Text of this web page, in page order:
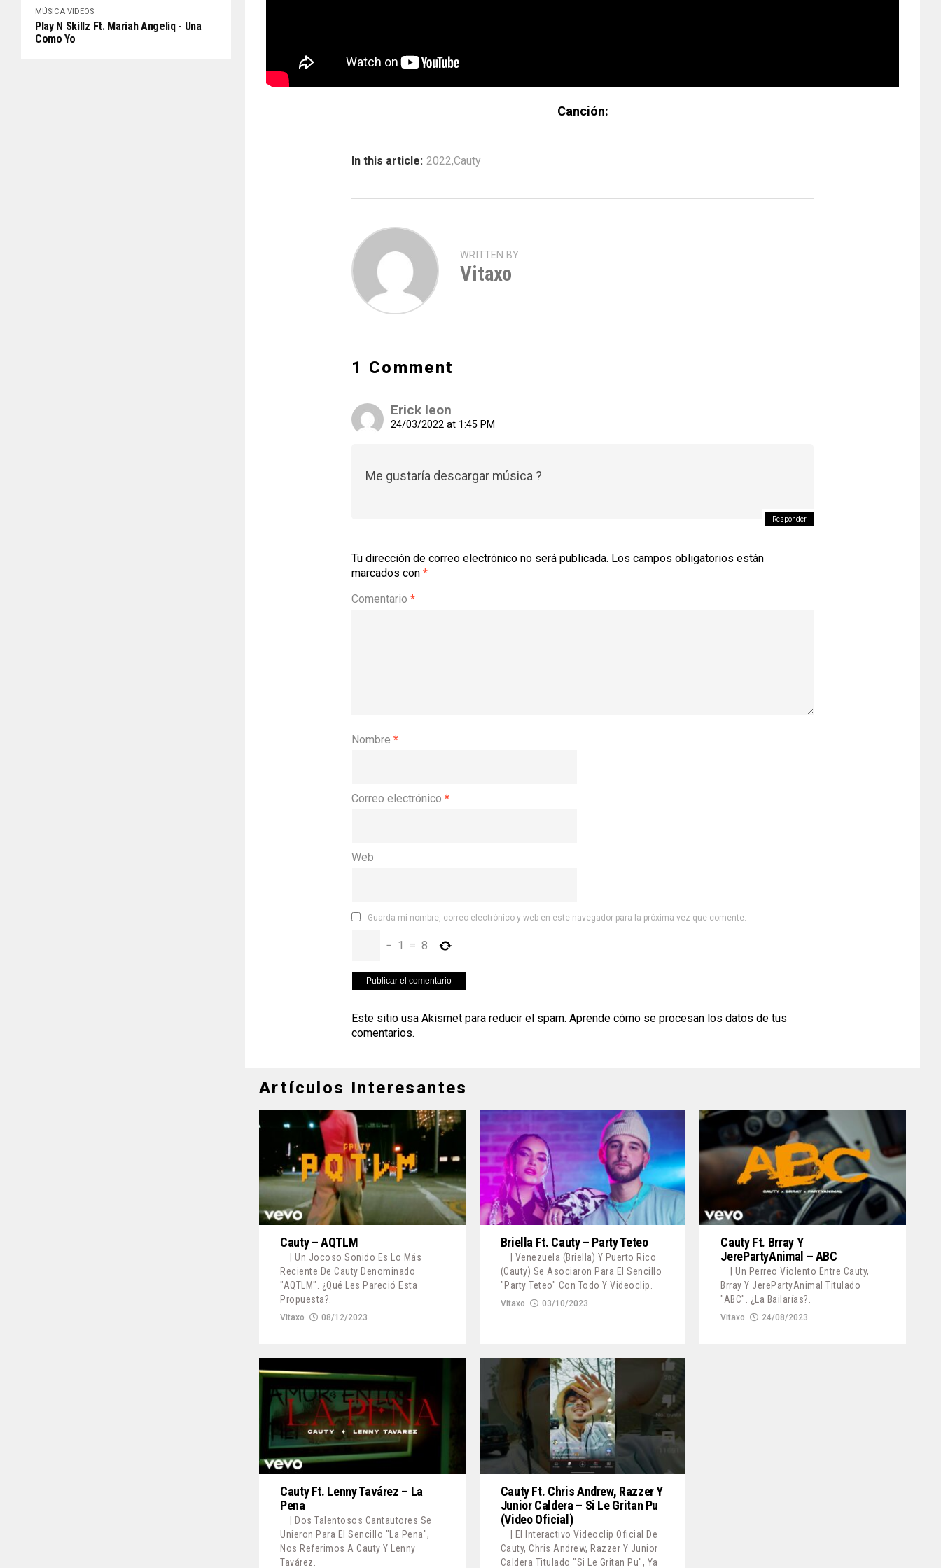
MÚSICA VIDEOS
Play N Skillz Ft. Mariah Angeliq - Una
Como Yo
Canción:
In this article: 2022,Cauty
WRITTEN BY
Vitaxo
1 Comment
Erick leon
24/03/2022 at 1:45 PM
Me gustaría descargar música ?
Responder
Tu dirección de correo electrónico no será publicada. Los campos obligatorios están
marcados con *
Comentario *
Nombre *
Correo electrónico *
Web
Guarda mi nombre, correo electrónico y web en este navegador para la próxima vez que comente.
− 1 = 8
Este sitio usa Akismet para reducir el spam. Aprende cómo se procesan los datos de tus
comentarios.
Artículos Interesantes
Cauty – AQTLM
| Un Jocoso Sonido Es Lo Más
Reciente De Cauty Denominado
"AQTLM". ¿Qué Les Pareció Esta
Propuesta?.
Vitaxo 08/12/2023
Briella Ft. Cauty – Party Teteo
| Venezuela (Briella) Y Puerto Rico
(Cauty) Se Asociaron Para El Sencillo
"Party Teteo" Con Todo Y Videoclip.
Vitaxo 03/10/2023
Cauty Ft. Brray Y
JerePartyAnimal – ABC
| Un Perreo Violento Entre Cauty,
Brray Y JerePartyAnimal Titulado
"ABC". ¿La Bailarías?.
Vitaxo 24/08/2023
Cauty Ft. Lenny Tavárez – La
Pena
| Dos Talentosos Cantautores Se
Unieron Para El Sencillo "La Pena",
Nos Referimos A Cauty Y Lenny
Tavárez.
Cauty Ft. Chris Andrew, Razzer Y
Junior Caldera – Si Le Gritan Pu
(Video Oficial)
| El Interactivo Videoclip Oficial De
Cauty, Chris Andrew, Razzer Y Junior
Caldera Titulado "Si Le Gritan Pu", Ya